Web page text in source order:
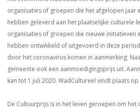
organisaties of groepen die het afgelopen jaar
hebben geleverd aan het plaatselijke culturele
organisaties of groepen die nieuwe initiatieven
hebben ontwikkeld of uitgevoerd in deze
door het coronavirus komen in aanmerking.
gemeente ook een aanmoedigingsprijs uit.
kan tot 1 juli 2020. WadCultureel vindt plaats
De Cultuurprijs is in het leven geroepen om het